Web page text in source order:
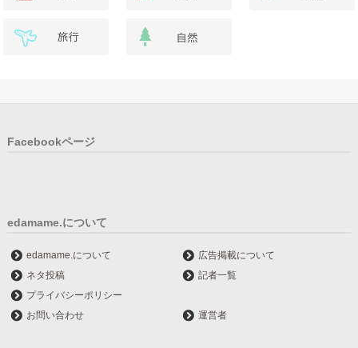
Facebookページ
edamame.について
edamame.について
広告掲載について
ネタ投稿
記者一覧
プライバシーポリシー
お問い合わせ
運営者